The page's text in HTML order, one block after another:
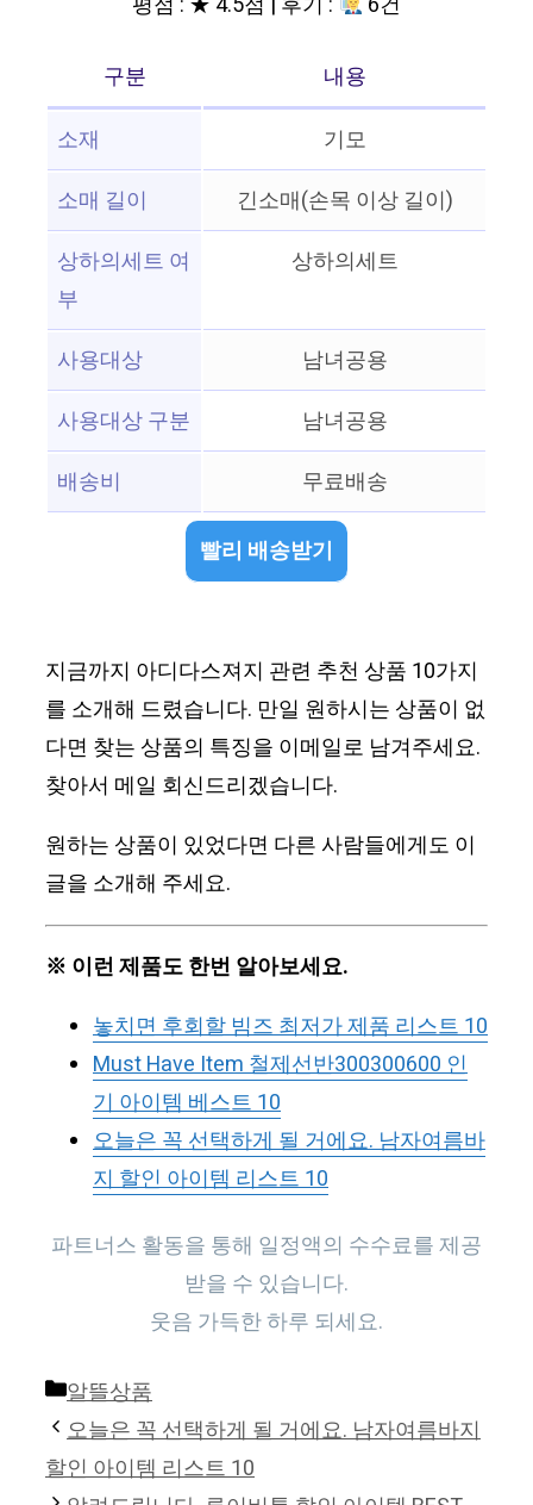
구분
내용
소재
기모
소매 길이
긴소매(손목 이상 길이)
상하의세트 여
부
상하의세트
사용대상
남녀공용
사용대상 구분
남녀공용
배송비
무료배송
빨리 배송받기
지금까지 아디다스져지 관련 추천 상품 10가지
를 소개해 드렸습니다. 만일 원하시는 상품이 없
다면 찾는 상품의 특징을 이메일로 남겨주세요.
찾아서 메일 회신드리겠습니다.
원하는 상품이 있었다면 다른 사람들에게도 이
글을 소개해 주세요.
※ 이런 제품도 한번 알아보세요.
놓치면 후회할 빔즈 최저가 제품 리스트 10
Must Have Item 철제선반300300600 인
기 아이템 베스트 10
오늘은 꼭 선택하게 될 거에요. 남자여름바
지 할인 아이템 리스트 10
파트너스 활동을 통해 일정액의 수수료를 제공
받을 수 있습니다.
웃음 가득한 하루 되세요.
Categories
알뜰상품
오늘은 꼭 선택하게 될 거에요. 남자여름바지
할인 아이템 리스트 10